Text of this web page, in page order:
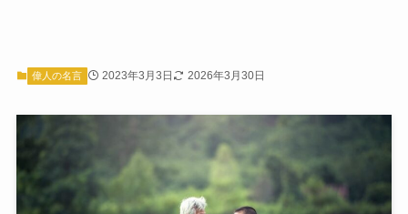
偉人の名言 2023年3月3日 2026年3月30日